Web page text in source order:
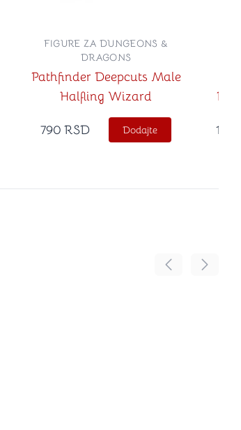
Pathfinder Deepcuts Male
Halfling Wizard
FIGURE ZA DUNGEONS &
DRAGONS
790 RSD Dodajte
Pomeranje